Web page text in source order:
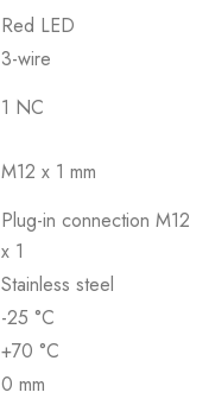
Red LED
3-wire
1 NC
M12 x 1 mm
Plug-in connection M12
x 1
Stainless steel
-25 °C
+70 °C
0 mm